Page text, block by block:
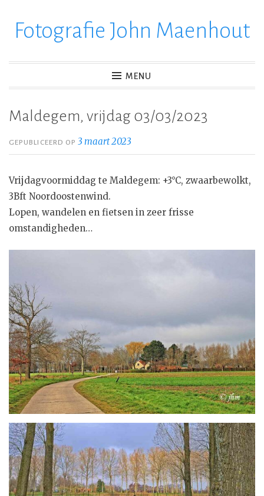
verderFotografie John Maenhout
MENU
Maldegem, vrijdag 03/03/2023
GEPUBLICEERD OP3 maart 2023
Vrijdagvoormiddag te Maldegem: +3°C, zwaarbewolkt,
3Bft Noordoostenwind.
Lopen, wandelen en fietsen in zeer frisse
omstandigheden…